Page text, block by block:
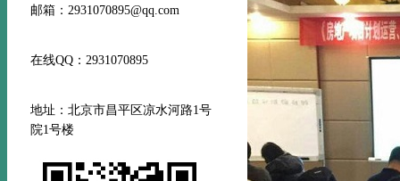
邮箱：2931070895@qq.com
在线QQ：2931070895
地址：北京市昌平区凉水河路1号
院1号楼